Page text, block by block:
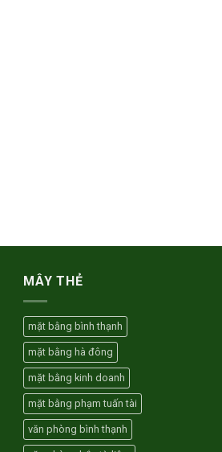
MÂY THẺ
mặt bằng bình thạnh
mặt bằng hà đông
mặt bằng kinh doanh
mặt bằng phạm tuấn tài
văn phòng bình thạnh